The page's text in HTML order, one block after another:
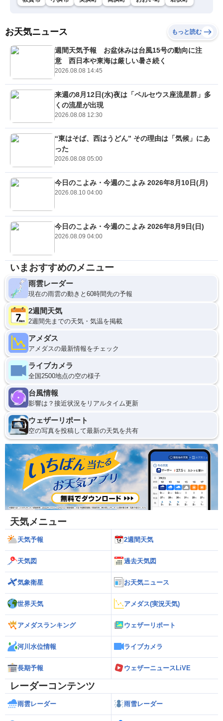
お天気ニュース もっと読む
週間天気予報 お盆休みは台風15号の動向に注
意 西日本や東海は厳しい暑さ続く
2026.08.08 14:45
来週の8月12日(水)夜は「ペルセウス座流星群」多
くの流星が出現
2026.08.08 12:30
“東はそば、西はうどん” その理由は「気候」にあ
った
2026.08.08 05:00
今日のこよみ・今週のこよみ 2026年8月10日(月)
2026.08.10 04:00
今日のこよみ・今週のこよみ 2026年8月9日(日)
2026.08.09 04:00
いまおすすめのメニュー
雨雲レーダー
現在の雨雲の動きと60時間先の予報
2週間天気
2週間先までの天気・気温を掲載
アメダス
アメダスの最新情報をチェック
ライブカメラ
全国2500地点の空の様子
台風情報
影響は？接近状況をリアルタイム更新
ウェザーリポート
空の写真を投稿して最新の天気を共有
天気メニュー
天気予報 2週間天気
天気図 過去天気図
気象衛星 お天気ニュース
世界天気 アメダス(実況天気)
アメダスランキング ウェザーリポート
河川水位情報 ライブカメラ
長期予報 ウェザーニュースLiVE
レーダーコンテンツ
雨雲レーダー 雨雪レーダー